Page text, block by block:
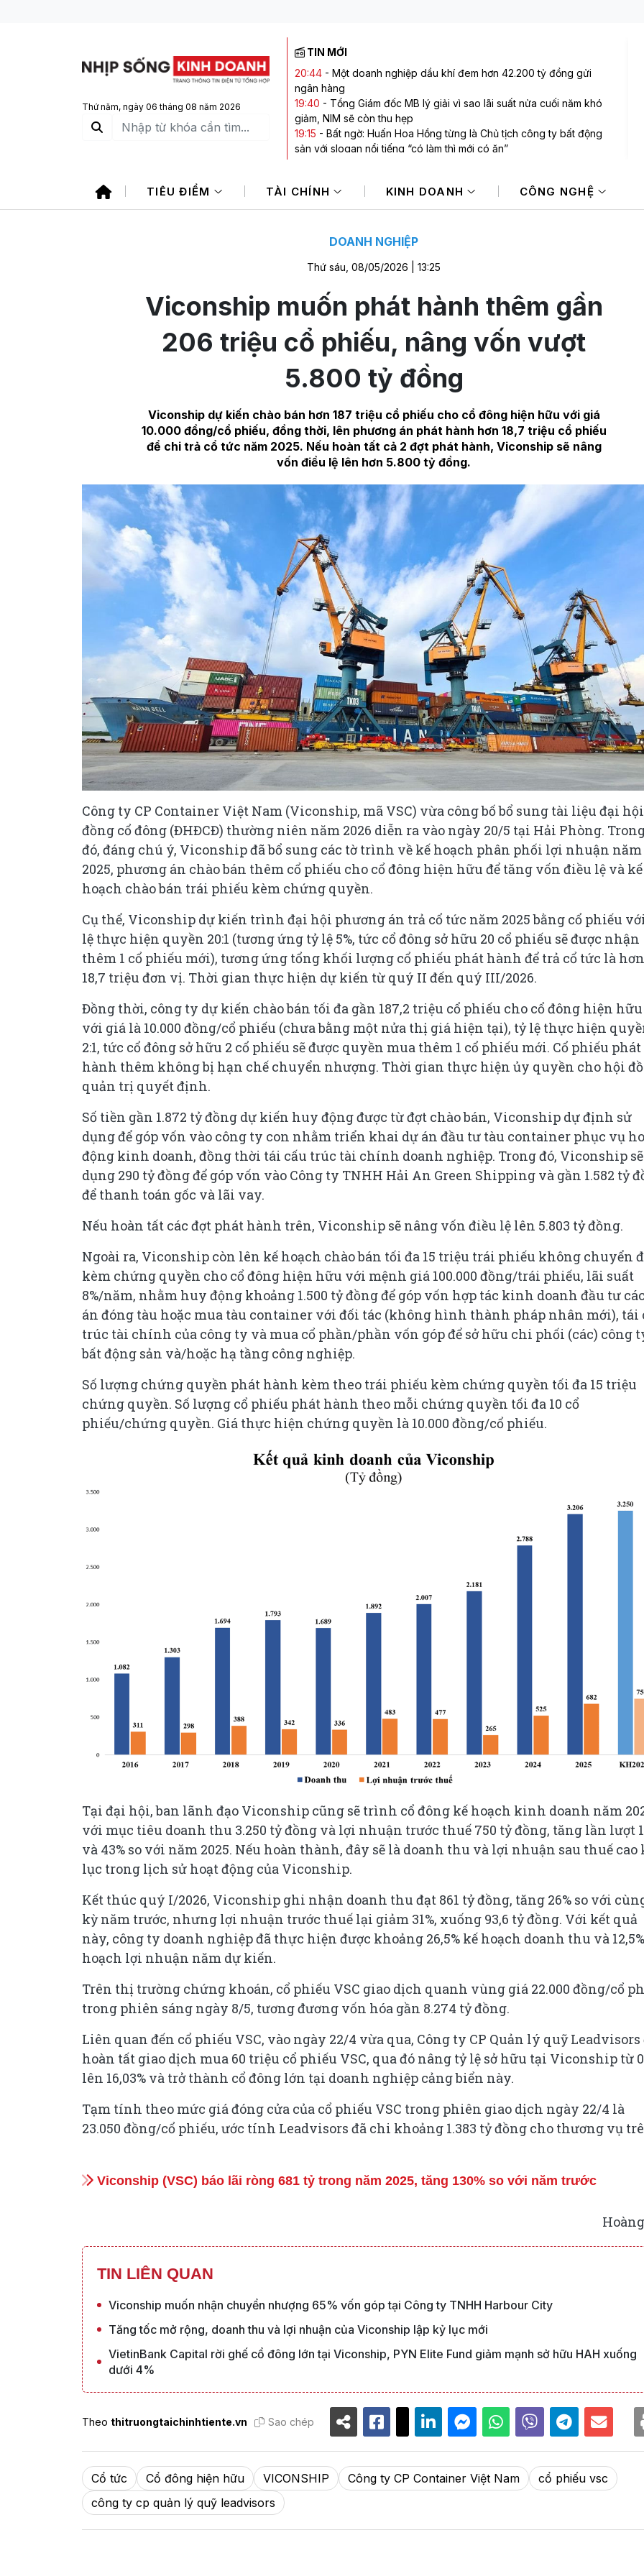
Thứ năm, ngày 06 tháng 08 năm 2026
TIN MỚI
20:44 - Một doanh nghiệp dầu khí đem hơn 42.200 tỷ đồng gửi
ngân hàng
19:40 - Tổng Giám đốc MB lý giải vì sao lãi suất nửa cuối năm khó
giảm, NIM sẽ còn thu hẹp
19:15 - Bất ngờ: Huấn Hoa Hồng từng là Chủ tịch công ty bất động
sản với slogan nổi tiếng “có làm thì mới có ăn”
17:42- Tâm lý thận trọng bao trùm, VN-Index giảm tiếp về gần
1.760 điểm
phiếu AI
TIÊU ĐIỂM TÀI CHÍNH KINH DOANH CÔNG NGHỆ
DOANH NGHIỆP
Thứ sáu, 08/05/2026 | 13:25
Viconship muốn phát hành thêm gần
206 triệu cổ phiếu, nâng vốn vượt
5.800 tỷ đồng
Viconship dự kiến chào bán hơn 187 triệu cổ phiếu cho cổ đông hiện hữu với giá
10.000 đồng/cổ phiếu, đồng thời, lên phương án phát hành hơn 18,7 triệu cổ phiếu
để chi trả cổ tức năm 2025. Nếu hoàn tất cả 2 đợt phát hành, Viconship sẽ nâng
vốn điều lệ lên hơn 5.800 tỷ đồng.
Công ty CP Container Việt Nam (Viconship, mã VSC) vừa công bố bổ sung tài liệu đại hội
đồng cổ đông (ĐHĐCĐ) thường niên năm 2026 diễn ra vào ngày 20/5 tại Hải Phòng.
đó, đáng chú ý, Viconship đã bổ sung các tờ trình về kế hoạch phân phối lợi nhuận năm
2025, phương án chào bán thêm cổ phiếu cho cổ đông hiện hữu để tăng vốn điều lệ và kế
hoạch chào bán trái phiếu kèm chứng quyền.
Cụ thể, Viconship dự kiến trình đại hội phương án trả cổ tức năm 2025 bằng cổ phiếu
lệ thực hiện quyền 20:1 (tương ứng tỷ lệ 5%, tức cổ đông sở hữu 20 cổ phiếu sẽ được nhận
thêm 1 cổ phiếu mới), tương ứng tổng khối lượng cổ phiếu phát hành để trả cổ tức là hơn
18,7 triệu đơn vị. Thời gian thực hiện dự kiến từ quý II đến quý III/2026.
Đồng thời, công ty dự kiến chào bán tối đa gần 187,2 triệu cổ phiếu cho cổ đông hiện hữu
với giá là 10.000 đồng/cổ phiếu (chưa bằng một nửa thị giá hiện tại), tỷ lệ thực hiện
2:1, tức cổ đông sở hữu 2 cổ phiếu sẽ được quyền mua thêm 1 cổ phiếu mới. Cổ phiếu phát
hành thêm không bị hạn chế chuyển nhượng. Thời gian thực hiện ủy quyền cho hội
quản trị quyết định.
Số tiền gần 1.872 tỷ đồng dự kiến huy động được từ đợt chào bán, Viconship dự định sử
dụng để góp vốn vào công ty con nhằm triển khai dự án đầu tư tàu container phục vụ
động kinh doanh, đồng thời tái cấu trúc tài chính doanh nghiệp. Trong đó, Viconship
dụng 290 tỷ đồng để góp vốn vào Công ty TNHH Hải An Green Shipping và gần 1.582 tỷ
để thanh toán gốc và lãi vay.
Nếu hoàn tất các đợt phát hành trên, Viconship sẽ nâng vốn điều lệ lên 5.803 tỷ đồng.
Ngoài ra, Viconship còn lên kế hoạch chào bán tối đa 15 triệu trái phiếu không chuyển
kèm chứng quyền cho cổ đông hiện hữu với mệnh giá 100.000 đồng/trái phiếu, lãi suất
8%/năm, nhằm huy động khoảng 1.500 tỷ đồng để góp vốn hợp tác kinh doanh đầu tư
án đóng tàu hoặc mua tàu container với đối tác (không hình thành pháp nhân mới), tái
trúc tài chính của công ty và mua cổ phần/phần vốn góp để sở hữu chi phối (các) công
bất động sản và/hoặc hạ tầng công nghiệp.
Số lượng chứng quyền phát hành kèm theo trái phiếu kèm chứng quyền tối đa 15 triệu
chứng quyền. Số lượng cổ phiếu phát hành theo mỗi chứng quyền tối đa 10 cổ
phiếu/chứng quyền. Giá thực hiện chứng quyền là 10.000 đồng/cổ phiếu.
Tại đại hội, ban lãnh đạo Viconship cũng sẽ trình cổ đông kế hoạch kinh doanh năm
với mục tiêu doanh thu 3.250 tỷ đồng và lợi nhuận trước thuế 750 tỷ đồng, tăng lần lượt
và 43% so với năm 2025. Nếu hoàn thành, đây sẽ là doanh thu và lợi nhuận sau thuế cao
lục trong lịch sử hoạt động của Viconship.
Kết thúc quý I/2026, Viconship ghi nhận doanh thu đạt 861 tỷ đồng, tăng 26% so với
kỳ năm trước, nhưng lợi nhuận trước thuế lại giảm 31%, xuống 93,6 tỷ đồng. Với kết quả
này, công ty doanh nghiệp đã thực hiện được khoảng 26,5% kế hoạch doanh thu và
hoạch lợi nhuận năm dự kiến.
Trên thị trường chứng khoán, cổ phiếu VSC giao dịch quanh vùng giá 22.000 đồng/cổ
trong phiên sáng ngày 8/5, tương đương vốn hóa gần 8.274 tỷ đồng.
Liên quan đến cổ phiếu VSC, vào ngày 22/4 vừa qua, Công ty CP Quản lý quỹ Leadvisors
hoàn tất giao dịch mua 60 triệu cổ phiếu VSC, qua đó nâng tỷ lệ sở hữu tại Viconship từ
lên 16,03% và trở thành cổ đông lớn tại doanh nghiệp cảng biển này.
Tạm tính theo mức giá đóng cửa của cổ phiếu VSC trong phiên giao dịch ngày 22/4 là
23.050 đồng/cổ phiếu, ước tính Leadvisors đã chi khoảng 1.383 tỷ đồng cho thương vụ
Viconship (VSC) báo lãi ròng 681 tỷ trong năm 2025, tăng 130% so với năm trước
TIN LIÊN QUAN
Viconship muốn nhận chuyển nhượng 65% vốn góp tại Công ty TNHH Harbour City
Tăng tốc mở rộng, doanh thu và lợi nhuận của Viconship lập kỷ lục mới
VietinBank Capital rời ghế cổ đông lớn tại Viconship, PYN Elite Fund giảm mạnh sở hữu HAH xuống
dưới 4%
Theo thitruongtaichinhtiente.vn Sao chép
Cổ tức Cổ đông hiện hữu VICONSHIP Công ty CP Container Việt Nam
cổ phiếu vsc
công ty cp quản lý quỹ leadvisors